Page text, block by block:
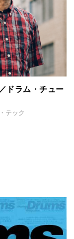
ドラム・チュー
テック